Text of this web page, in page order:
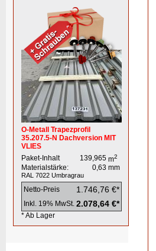
O-Metall Trapezprofil
35.207.5-N Dachversion MIT
VLIES
Paket-Inhalt
139,965 m2
Materialstärke: 0,63 mm
RAL 7022 Umbragrau
Netto-Preis 1.746,76 €*
Inkl. 19% MwSt. 2.078,64 €*
* Ab Lager